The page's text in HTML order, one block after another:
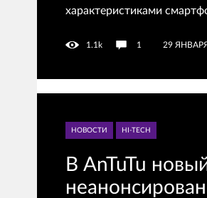
характеристиками
1.1k 1 29
НОВОСТИ HI-TECH
В AnTuTu